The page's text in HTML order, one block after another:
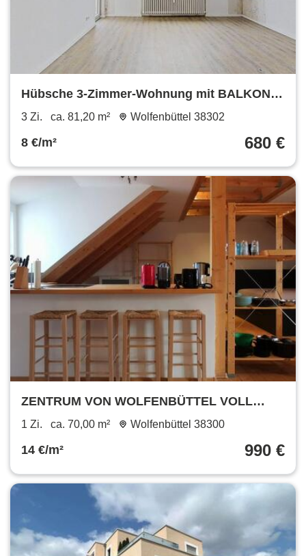
Hübsche 3-Zimmer-Wohnung mit BALKON
und BADEWANNE
3 Zi. ca. 81,20 m² Wolfenbüttel 38302
8 €/m² 680 €
ZENTRUM VON WOLFENBÜTTEL VOLL
MÖBILIERT
1 Zi. ca. 70,00 m² Wolfenbüttel 38300
14 €/m² 990 €